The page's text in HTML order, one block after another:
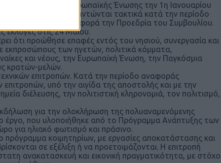
της Ευρωπαϊκής Ένωσης την 1η Ιανουαρίου
συνέχισαν να συναντώνται τακτικά κατά την περίοδο
για τελευταία φορά την Προεδρία του Συμβουλίου.
εκλογές στις 24 Μαΐου.
προώθησε επαφές εντός του νησιού, συνεργασία και
εκπροσώπους των ηγετών, πολιτικά κόμματα,
και νέους, την Ευρωπαϊκή Ένωση, την Παγκόσμια
κρατών-μελών.
επιτροπών. Κατά την περίοδο αναφοράς
υπό την αιγίδα της αποστολής και με την
διέλευσης, την πολιτιστική κληρονομιά, τον πολιτισμό,
για την ολοκλήρωση της πολυαναμενόμενης
έργο, που υλοποιήθηκε από το Πρόγραμμα Ανάπτυξης των
για ηλιακό φωτισμό και πράσινο.
κοιμητηρίων, με εργασίες αποκατάστασης και
σε εξέλιξη ή να προετοιμάζονται. Η επιτροπή
ανακατασκευή και εικονική πραγματικότητα, με στόχο